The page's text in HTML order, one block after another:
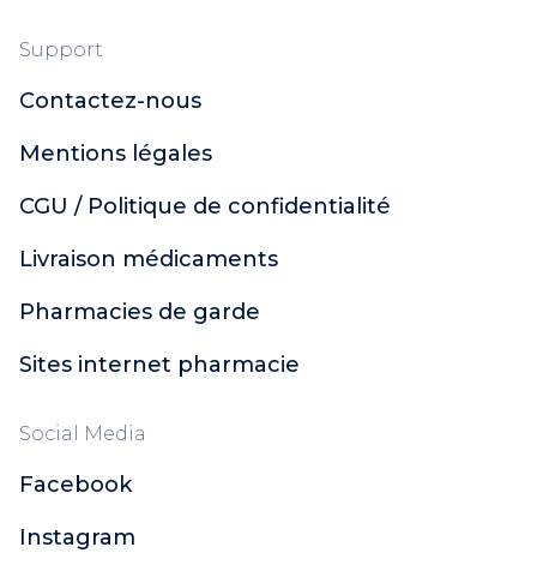
Support
Contactez-nous
Mentions légales
CGU / Politique de confidentialité
Livraison médicaments
Pharmacies de garde
Sites internet pharmacie
Social Media
Facebook
Instagram